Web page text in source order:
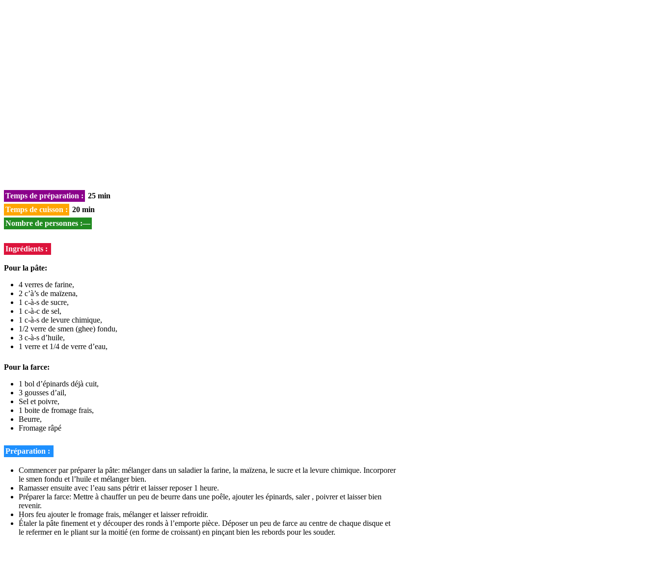
Temps de préparation : 25 min
Temps de cuisson : 20 min
Nombre de personnes :—
Ingrédients :
Pour la pâte:
4 verres de farine,
2 c’à’s de maïzena,
1 c-à-s de sucre,
1 c-à-c de sel,
1 c-à-s de levure chimique,
1/2 verre de smen (ghee) fondu,
3 c-à-s d’huile,
1 verre et 1/4 de verre d’eau,
Pour la farce:
1 bol d’épinards déjà cuit,
3 gousses d’ail,
Sel et poivre,
1 boite de fromage frais,
Beurre,
Fromage râpé
Préparation :
Commencer par préparer la pâte: mélanger dans un saladier la farine, la maïzena, le sucre et la levure chimique. Incorporer
le smen fondu et l’huile et mélanger bien.
Ramasser ensuite avec l’eau sans pétrir et laisser reposer 1 heure.
Préparer la farce: Mettre à chauffer un peu de beurre dans une poêle, ajouter les épinards, saler , poivrer et laisser bien
revenir.
Hors feu ajouter le fromage frais, mélanger et laisser refroidir.
Étaler la pâte finement et y découper des ronds à l’emporte pièce. Déposer un peu de farce au centre de chaque disque et
le refermer en le pliant sur la moitié (en forme de croissant) en pinçant bien les rebords pour les souder.